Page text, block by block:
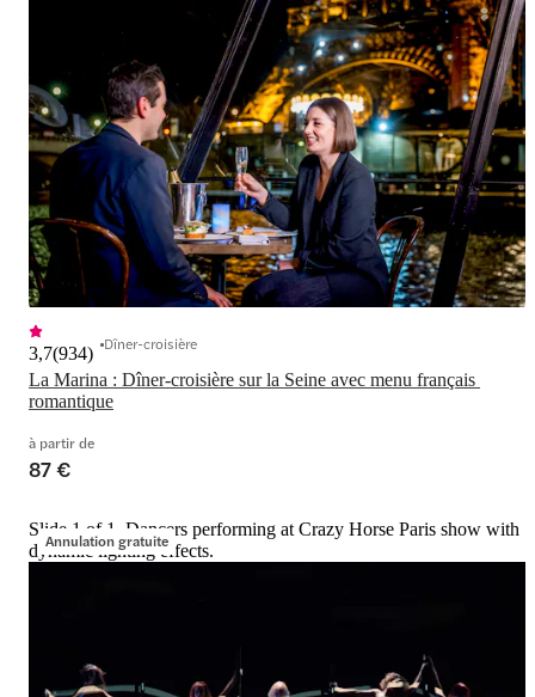
La Marina : Dîner-croisière sur la Seine avec menu français
romantique
3,7(934) Dîner-croisière
à partir de
87 €
Annulation gratuite
Slide 1 of 1, Dancers performing at Crazy Horse Paris show with
dynamic lighting effects.